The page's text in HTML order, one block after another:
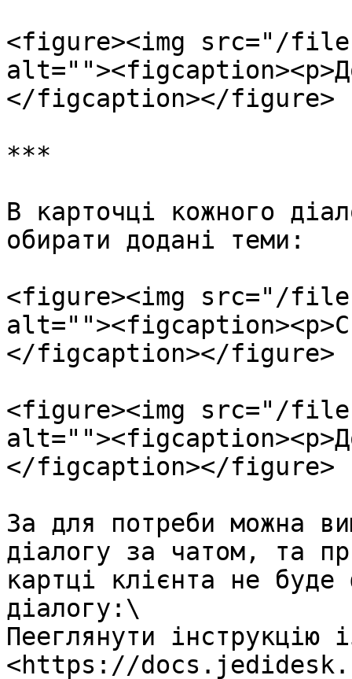
<figure><img src="/files/
</figcaption></figure>
***
В карточці кожного
обирати додані теми:
<figure><img src="/
</figcaption></figure>
<figure><img src="/files/
</figcaption></figure>
За для потреби можна
діалогу за чатом, та
картці клієнта не буде
діалогу:\
Пееглянути інструкцію
<https://